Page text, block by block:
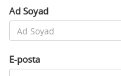
Ad Soyad
E-posta